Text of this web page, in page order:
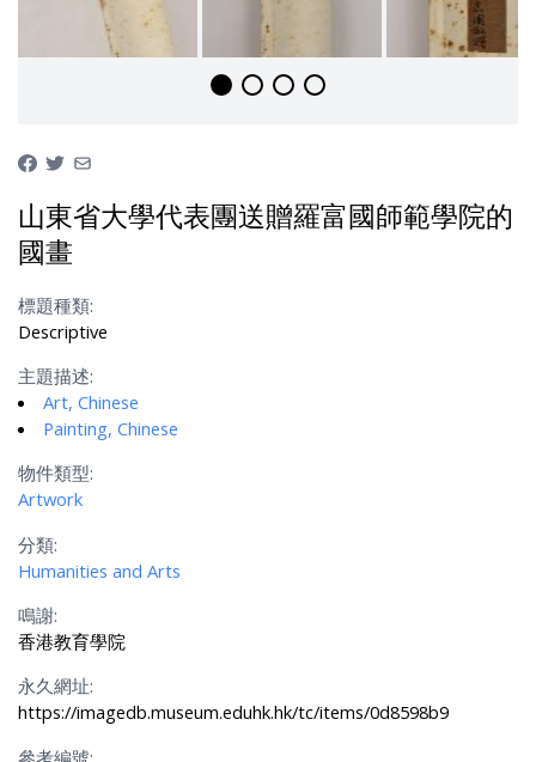
山東省大學代表團送贈羅富國師範學院的
國畫
標題種類:
Descriptive
主題描述:
Art, Chinese
Painting, Chinese
物件類型:
Artwork
分類:
Humanities and Arts
鳴謝:
香港教育學院
永久網址:
https://imagedb.museum.eduhk.hk/tc/items/0d8598b9
參考編號: